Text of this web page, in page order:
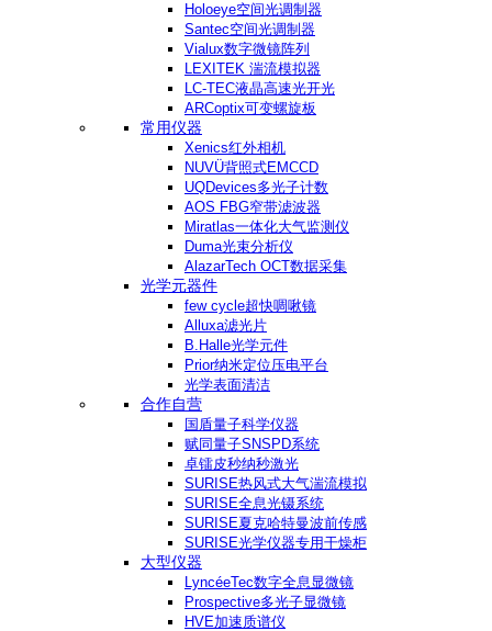
Holoeye空间光调制器
Santec空间光调制器
Vialux数字微镜阵列
LEXITEK 湍流模拟器
LC-TEC液晶高速光开光
ARCoptix可变螺旋板
常用仪器
Xenics红外相机
NUVÜ背照式EMCCD
UQDevices多光子计数
AOS FBG窄带滤波器
Miratlas一体化大气监测仪
Duma光束分析仪
AlazarTech OCT数据采集
光学元器件
few cycle超快啁啾镜
Alluxa滤光片
B.Halle光学元件
Prior纳米定位压电平台
光学表面清洁
合作自营
国盾量子科学仪器
赋同量子SNSPD系统
卓镭皮秒纳秒激光
SURISE热风式大气湍流模拟
SURISE全息光镊系统
SURISE夏克哈特曼波前传感
SURISE光学仪器专用干燥柜
大型仪器
LyncéeTec数字全息显微镜
Prospective多光子显微镜
HVE加速质谱仪